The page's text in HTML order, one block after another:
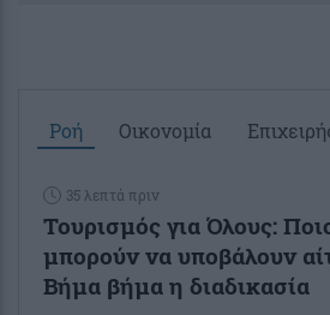
Ροή Οικονομία
35 λεπτά πριν
Τουρισμός για Όλους:
μπορούν να υποβάλουν
Βήμα βήμα η διαδικασία